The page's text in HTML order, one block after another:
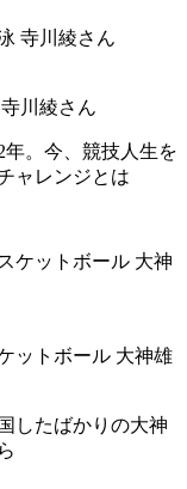
川綾さん
。今、競技人生を
ャレンジとは
ットボール 大神雄
したばかりの大神